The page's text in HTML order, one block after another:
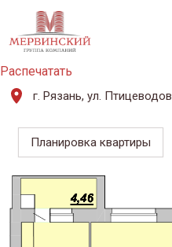
Распечатать
г. Рязань, ул. Птицеводов
Планировка квартиры